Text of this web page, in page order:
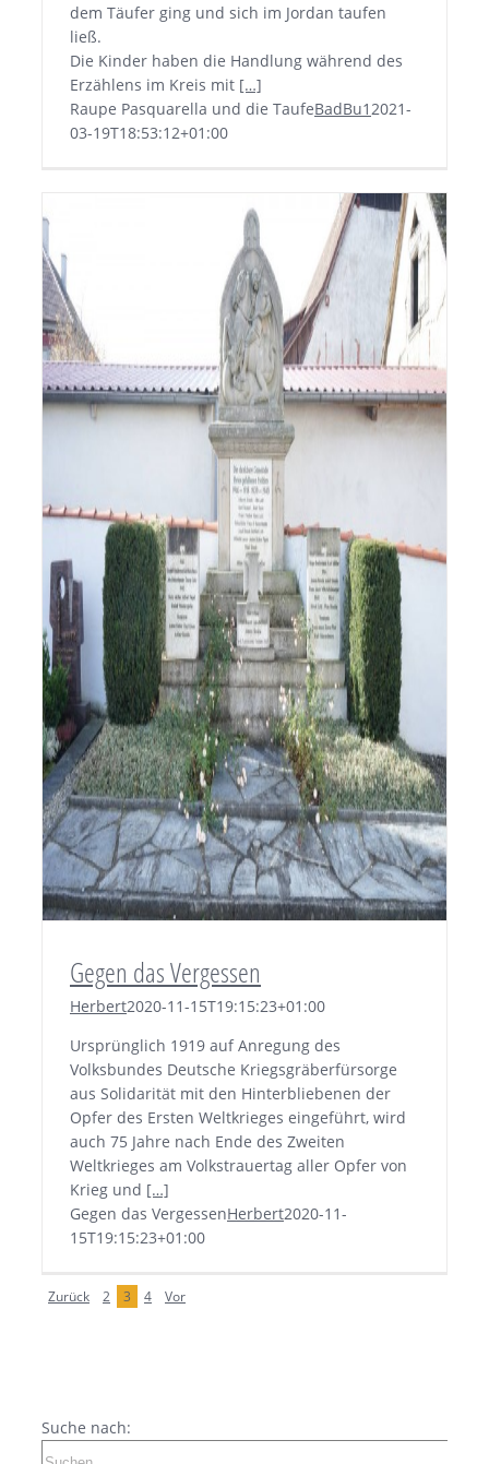
dem Täufer ging und sich im Jordan taufen
ließ.
Die Kinder haben die Handlung während des
Erzählens im Kreis mit […]
Raupe Pasquarella und die TaufeBadBu12021-
03-19T18:53:12+01:00
Gegen das Vergessen
Herbert2020-11-15T19:15:23+01:00
Ursprünglich 1919 auf Anregung des
Volksbundes Deutsche Kriegsgräberfürsorge
aus Solidarität mit den Hinterbliebenen der
Opfer des Ersten Weltkrieges eingeführt, wird
auch 75 Jahre nach Ende des Zweiten
Weltkrieges am Volkstrauertag aller Opfer von
Krieg und […]
Gegen das VergessenHerbert2020-11-
15T19:15:23+01:00
Zurück 2 3 4 Vor
Suche nach: